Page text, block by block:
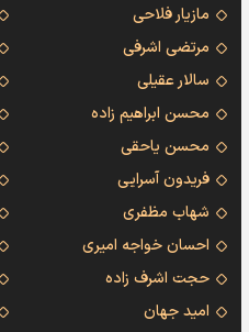
مازیار فلاحی
مرتضی اشرفی
سالار عقیلی
محسن ابراهیم زاده
محسن یاحقی
فریدون آسرایی
شهاب مظفری
احسان خواجه امیری
حجت اشرف زاده
امید جهان